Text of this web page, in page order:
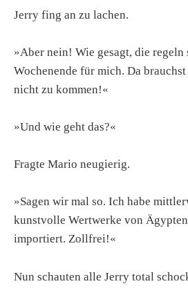
Jerry fing an zu lachen.
»Aber nein! Wie gesagt, die regeln
Wochenende für mich. Da brauchst
nicht zu kommen!«
»Und wie geht das?«
Fragte Mario neugierig.
»Sagen wir mal so. Ich habe
kunstvolle Wertwerke von
importiert. Zollfrei!«
Nun schauten alle Jerry total